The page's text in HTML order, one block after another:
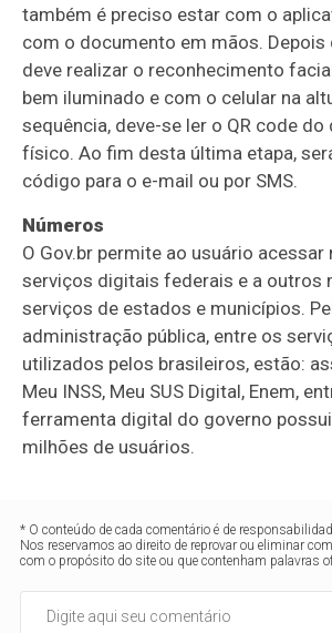
também é preciso estar com o
com o documento em mãos. Depois
deve realizar o reconhecimento
bem iluminado e com o celular na
sequência, deve-se ler o QR code
físico. Ao fim desta última etapa,
código para o e-mail ou por SMS.
Números
O Gov.br permite ao usuário acessar
serviços digitais federais e a outros
serviços de estados e municípios.
administração pública, entre os
utilizados pelos brasileiros, estão:
Meu INSS, Meu SUS Digital, Enem,
ferramenta digital do governo
milhões de usuários.
* O conteúdo de cada comentário é de
Nos reservamos ao direito de reprovar ou eliminar
com o propósito do site ou que contenham palavras